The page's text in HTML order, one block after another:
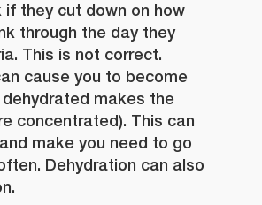
if they cut down on how
through the day they
This is not correct.
cause you to become
makes the
concentrated). This can
make you need to go
Dehydration can also